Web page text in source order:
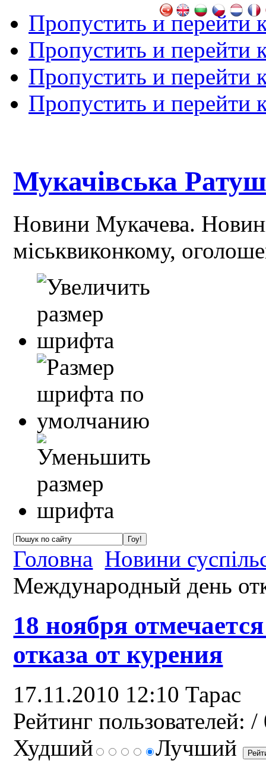
Пропустить и перейти
Пропустить и перейти
Пропустить и перейти
Пропустить и перейти
Мукачівська
Новини Мукачева.
міськвиконкому,
Головна Новини
Международный день
18 ноября
отказа от курения
17.11.2010 12:10Тарас
Рейтинг пользователей: /
Худший
Лучший